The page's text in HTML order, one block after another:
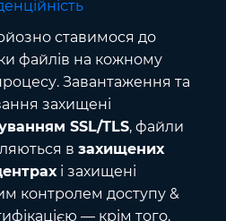
ставимося до
файлів на кожному
Завантаження та
захищені
SSL/TLS, файли
в захищених
і захищені
контролем доступу &
— крім того,